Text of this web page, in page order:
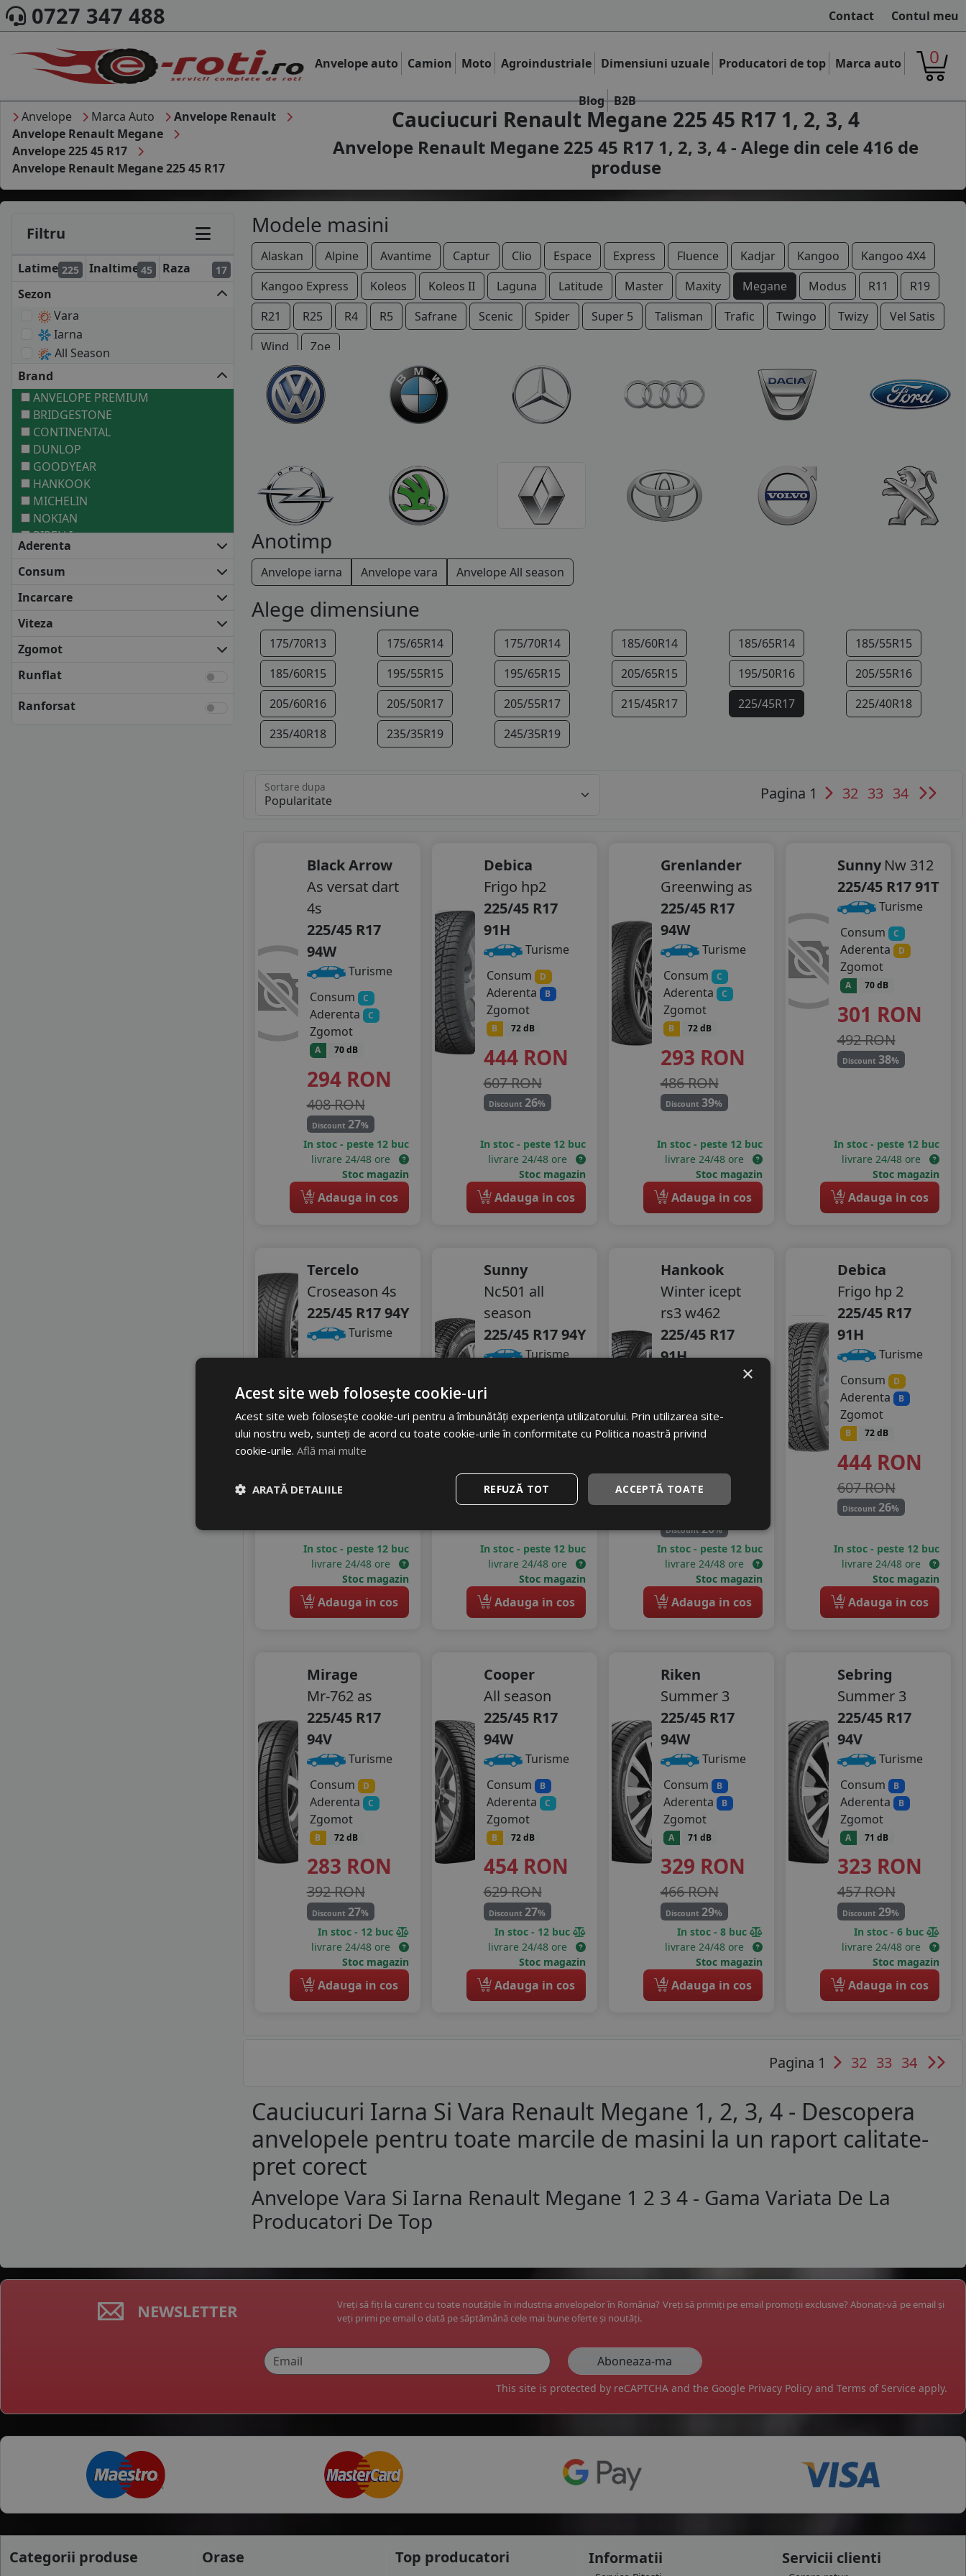
0727 347 488 Contact Contul meu
Anvelope auto Camion Moto Agroindustriale Dimensiuni uzuale Producatori de top Marca auto
Blog B2B
0
Anvelope Marca Auto
Anvelope Renault
Anvelope Renault Megane
Anvelope 225 45 R17
Anvelope Renault Megane 225 45 R17
Cauciucuri Renault Megane 225 45 R17 1, 2, 3, 4
Anvelope Renault Megane 225 45 R17 1, 2, 3, 4 - Alege din cele416 de
produse
Filtru
Latime 225 Inaltime 45 Raza 17
Sezon
Vara
Iarna
All Season
Brand
ANVELOPE PREMIUM
BRIDGESTONE
CONTINENTAL
DUNLOP
GOODYEAR
HANKOOK
MICHELIN
NOKIAN
PIRELLI
ANVELOPE MEDII
BARUM
DEBICA
FALKEN
FULDA
KLEBER
MATADOR
Aderenta
Consum
Incarcare
Viteza
Zgomot
Runflat
Ranforsat
Modele masini
Alaskan Alpine Avantime Captur Clio Espace Express Fluence Kadjar Kangoo
Kangoo 4X4
Kangoo Express
Koleos Koleos II Laguna Latitude Master Maxity Megane Modus R11
R19
R21
R25 R4 R5 Safrane Scenic Spider Super 5 Talisman Trafic Twingo Twizy
Vel Satis
Wind
Zoe
Anotimp
Anvelope iarna Anvelope vara Anvelope All season
Alege dimensiune
175/70R13 175/65R14 175/70R14 185/60R14 185/65R14
185/55R15
185/60R15
195/55R15 195/65R15 205/65R15 195/50R16
205/55R16
205/60R16
205/50R17 205/55R17 215/45R17 225/45R17
225/40R18
235/40R18
235/35R19 245/35R19
Sortare dupa Pagina 1 32 33 34
Black Arrow
As versat dart
4s
225/45 R17
94W
Turisme
Consum
C
Aderenta C
Zgomot
A 70 dB
294 RON
408 RON
Discount 27%
In stoc - peste 12 buc
livrare 24/48 ore
Stoc magazin
4 Adauga in cos
Debica
Frigo hp2
225/45 R17
91H
Turisme
Consum
D
Aderenta B
Zgomot
B 72 dB
444 RON
607 RON
Discount 26%
In stoc - peste 12 buc
livrare 24/48 ore
Stoc magazin
4 Adauga in cos
Grenlander
Greenwing as
225/45 R17
94W
Turisme
Consum
C
Aderenta C
Zgomot
B 72 dB
293 RON
486 RON
Discount39%
In stoc - peste 12 buc
livrare 24/48 ore
Stoc magazin
4 Adauga in cos
Sunny Nw 312
225/45 R17 91T
Turisme
Consum
C
Aderenta D
Zgomot
A 70 dB
301 RON
492 RON
Discount38%
In stoc - peste 12 buc
livrare 24/48 ore
Stoc magazin
4 Adauga in cos
Tercelo
Croseason 4s
225/45 R17 94Y
Turisme
292RON
405 RON
Discount 27
In stoc - peste 12 buc
livrare 24/48 ore
Stoc magazin
4 Adauga in cos
Sunny
Nc501 all
season
225/45 R17 94Y
Turisme
Aderenta
Zgomot
A 70 dB
515 RON
Discount39%
In stoc - peste 12 buc
livrare 24/48 ore
Stoc magazin
4 Adauga in cos
Hankook
Winter icept
rs3 w462
225/45 R17
91H
Turisme
Aderenta B
Zgomot
551RON
753 RON
Discount26%
In stoc - peste 12 buc
livrare 24/48 ore
Stoc magazin
4 Adauga in cos
Debica
Frigo hp 2
225/45 R17
91H
Turisme
Consum
D
Aderenta B
Zgomot
B 72 dB
444 RON
607 RON
Discount 26%
In stoc - peste 12 buc
livrare 24/48 ore
Stoc magazin
4 Adauga in cos
Mirage
Mr-762 as
225/45 R17
94V
Turisme
Consum
D
Aderenta C
Zgomot
B 72 dB
283 RON
392 RON
Discount 27%
In stoc - 12 buc
livrare 24/48 ore
Stoc magazin
4 Adauga in cos
Cooper
All season
225/45 R17
94W
Turisme
Consum
B
Aderenta C
Zgomot
B 72 dB
454 RON
629 RON
Discount 27%
In stoc - 12 buc
livrare 24/48 ore
Stoc magazin
4 Adauga in cos
Riken
Summer 3
225/45 R17
94W
Turisme
Consum
B
Aderenta B
Zgomot
A 71 dB
329 RON
466 RON
Discount 29%
In stoc - 8 buc
livrare 24/48 ore
Stoc magazin
4 Adauga in cos
Sebring
Summer 3
225/45 R17
94V
Turisme
Consum
B
Aderenta B
Zgomot
A 71 dB
323 RON
457 RON
Discount 29%
In stoc - 6 buc
livrare 24/48 ore
Stoc magazin
4 Adauga in cos
Pagina 1 32 33 34
Cauciucuri Iarna Si Vara Renault Megane 1, 2, 3, 4 - Descopera
anvelopele pentru toate marcile de masini la un raport calitate-
pret corect
Anvelope Vara Si Iarna Renault Megane 1 2 3 4 - Gama Variata De La
Producatori De Top
NEWSLETTER
Vreți să fiți la curent cu toate noutățile în industria anvelopelor în România? Vreți să primiți pe email promoții exclusive? Abonați-vă pe email și
veți primi pe email o dată pe săptămână cele mai bune oferte și noutăți.
This site is protected by reCAPTCHA and the Google Privacy Policy and Terms of Service apply.
Categorii produse Orase Top producatori Informatii Servicii clienti
×
Acest site web folosește cookie-uri
Acest site web folosește cookie-uri pentru a îmbunătăți experiența utilizatorului. Prin utilizarea site-
ului nostru web, sunteți de acord cu toate cookie-urile în conformitate cu Politica noastră privind
cookie-urile. Află mai multe
ACCEPTĂ TOATE
REFUZĂ TOT
ARATĂ DETALIILE